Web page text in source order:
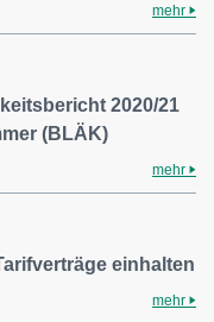
mehr
2020/21
(BLÄK)
mehr
einhalten
mehr